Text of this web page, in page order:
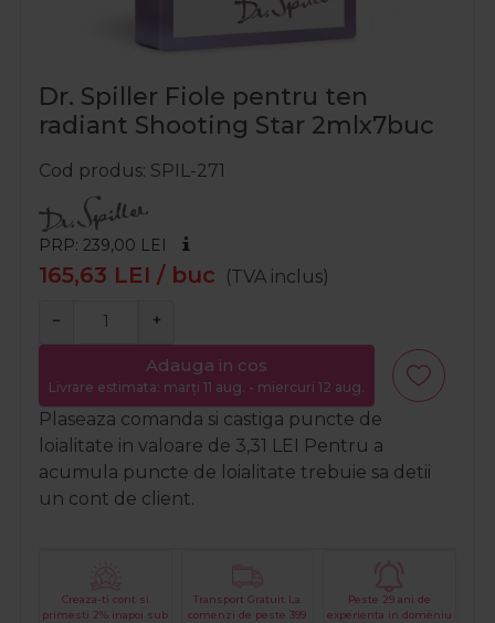
Dr. Spiller Fiole pentru ten
radiant Shooting Star 2mlx7buc
Cod produs SPIL-271
PRP: 239,00 LEI
165,63 LEI / buc (TVA inclus)
− +
Adauga in cos
Livrare estimata: marți 11 aug. - miercuri 12 aug.
Plaseaza comanda si castiga puncte de
loialitate in valoare de 3,31 LEI
Pentru a
acumula puncte de loialitate trebuie sa detii
un cont de client.
Creaza-ti cont si
primesti 2% inapoi sub
Transport Gratuit La
comenzi de peste 399
Peste 29 ani de
experienta in domeniu